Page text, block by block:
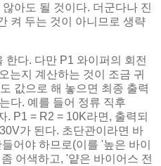
아도 될 것이다. 더군다나 진
켜 두는 것이 아니므로 생략
한다. 다만 P1 와이퍼의 회전
는지 계산하는 것이 조금 귀
값으로 해 놓으면 최종 출력
다. 예를 들어 정류 직후
. P1 = R2 = 10K라면, 출력되
가 된다. 초단관이라면 바
어야 하므로(이를 '높은 바이
어색하고, '얕은 바이어스 전